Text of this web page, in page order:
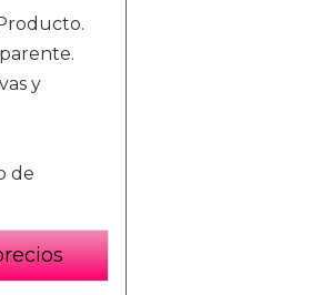
y
de